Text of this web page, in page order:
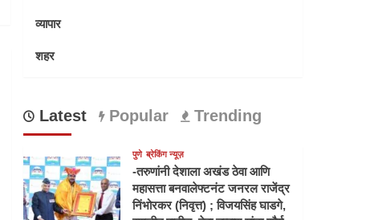
व्यापार
शहर
Latest Popular Trending
पुणे ब्रेकिंग न्यूज़
-तरुणांनी देशाला अखंड ठेवा आणि
महासत्ता बनवालेफ्टनंट जनरल राजेंद्र
निंभोरकर (निवृत्त) ; विजयसिंह घाडगे,